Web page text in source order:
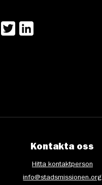
Facebook
Twitter
Kontakta oss
Hitta kontaktperson
info@stadsmissionen.org